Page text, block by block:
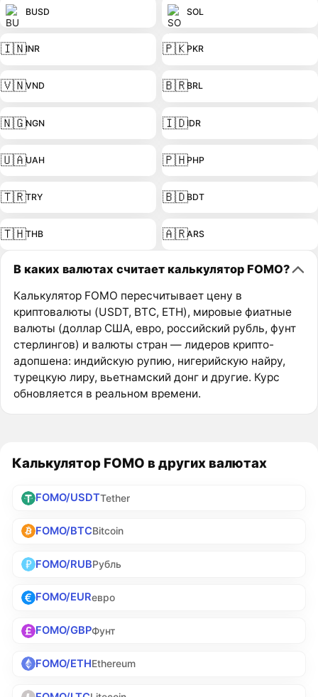
BUSD SOL
🇮🇳INR 🇵🇰PKR
🇻🇳VND 🇧🇷BRL
🇳🇬NGN 🇮🇩IDR
🇺🇦UAH 🇵🇭PHP
🇹🇷TRY 🇧🇩BDT
🇹🇭THB 🇦🇷ARS
В каких валютах считает калькулятор FOMO?
Калькулятор FOMO пересчитывает цену в
криптовалюты (USDT, BTC, ETH), мировые фиатные
валюты (доллар США, евро, российский рубль, фунт
стерлингов) и валюты стран — лидеров крипто-
адопшена: индийскую рупию, нигерийскую найру,
турецкую лиру, вьетнамский донг и другие. Курс
обновляется в реальном времени.
Калькулятор FOMO в других валютах
FOMO/USDTTether
FOMO/BTCBitcoin
FOMO/RUBРубль
FOMO/EURевро
FOMO/GBPФунт
FOMO/ETHEthereum